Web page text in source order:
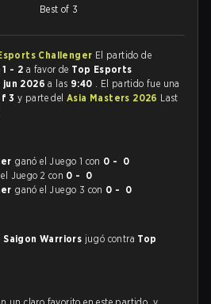
Best of 3
Challenger El partido de
1 - 2 a favor de Top Esports
jun 2026a las 9:40 . El partido fue una
3y parte delAsia Masters 2026 Last
ganó el Juego 1 con 0 - 0
Juego 2 con 0 - 0
ganó el Juego 3 con 0 - 0
Saigon Warriors jugó contra Top